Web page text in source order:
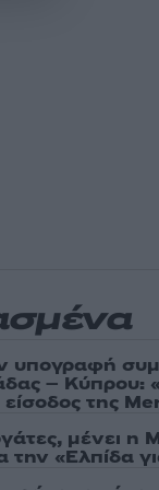
υπογραφή
– Κύπρου:
της
μένει η
την «Ελπίδα